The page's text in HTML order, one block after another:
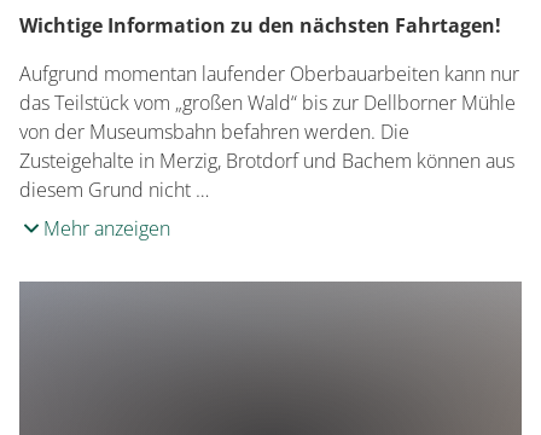
Wichtige Information zu den nächsten Fahrtagen!
Aufgrund momentan laufender Oberbauarbeiten kann nur
das Teilstück vom „großen Wald“ bis zur Dellborner Mühle
von der Museumsbahn befahren werden. Die
Zusteigehalte in Merzig, Brotdorf und Bachem können aus
diesem Grund nicht …
Mehr anzeigen